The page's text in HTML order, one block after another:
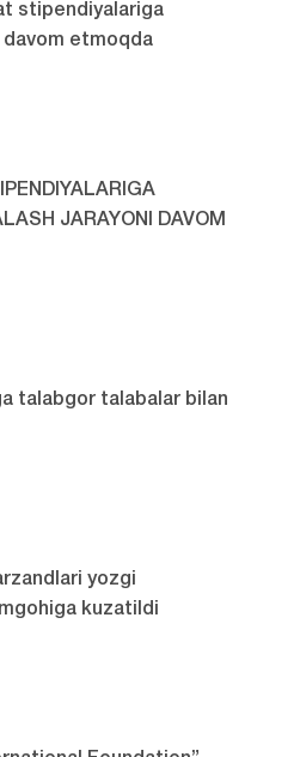
stipendiyalariga
davom etmoqda
JARAYONI DAVOM
talabgor talabalar bilan
yozgi
kuzatildi